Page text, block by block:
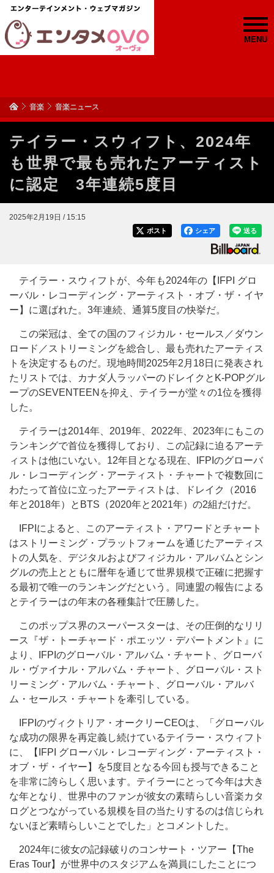
MENU
音楽 音楽ニュース
テイラー・スウィフト、2024年
も世界で最も売れたアーティスト
に認定 3年連続5度目
2025年2月19日 / 15:15
送る
シェア
ポスト
テイラー・スウィフトが、今年も2024年の【IFPI グロ
ーバル・レコーディング・アーティスト・オブ・ザ・イヤ
ー】に選ばれた。3年連続、通算5度目の快挙だ。
この栄冠は、全ての国のフィジカル・セールス／ダウン
ロード／ストリーミングを総合し、最も売れたアーティス
トを決定するものだ。現地時間2025年2月18日に発表され
たリストでは、カナダ人ラッパーのドレイクとK-POPグル
ープのSEVENTEENを抑え、テイラーが堂々の1位を獲得
した。
テイラーは2014年、2019年、2022年、2023年にもこの
ランキングで首位を獲得しており、この記録に迫るアーテ
ィストは他にいない。12年目となる現在、IFPIのグローバ
ル・レコーディング・アーティスト・チャートで複数回に
わたって首位に立ったアーティストは、ドレイク（2016
年と2018年）とBTS（2020年と2021年）の2組だけだ。
IFPIによると、このアーティスト・アワードとチャート
はストリーミング・プラットフォームを通じたアーティス
トの人気を、デジタルおよびフィジカル・アルバムとシン
グルの売上とともに暦年を通じて世界規模で正確に把握す
る最初で唯一のランキングだという。同連盟の報告による
とテイラーはの年末の各種集計で圧勝した。
このポップス界のスーパースターは、その圧倒的なリリ
ース『ザ・トーチャード・ポエッツ・デパートメント』に
より、IFPIのグローバル・アルバム・チャート、グローバ
ル・ヴァイナル・アルバム・チャート、グローバル・スト
リーミング・アルバム・チャート、グローバル・アルバ
ム・セールス・チャートを牽引している。
IFPIのヴィクトリア・オークリーCEOは、「グローバル
な成功の限界を再定義し続けているテイラー・スウィフト
に、【IFPI グローバル・レコーディング・アーティスト・
オブ・ザ・イヤー】を5度目となる今回も授与できること
を非常に誇らしく思います。テイラーにとって今年は大き
な年となり、世界中のファンが彼女の素晴らしい音楽カタ
ログとつながっている規模を目の当たりするのは信じられ
ないほど素晴らしいことでした」とコメントした。
2024年に彼女の記録破りのコンサート・ツアー【The
Eras Tour】が世界中のスタジアムを満員にしたことにつ